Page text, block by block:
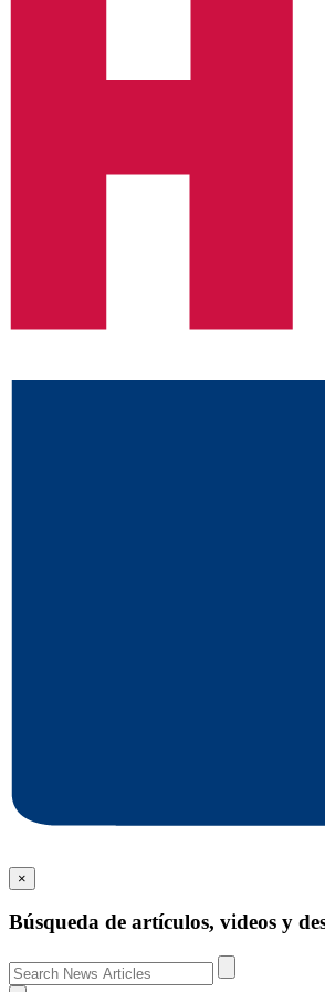
×
Búsqueda de artículos, videos y